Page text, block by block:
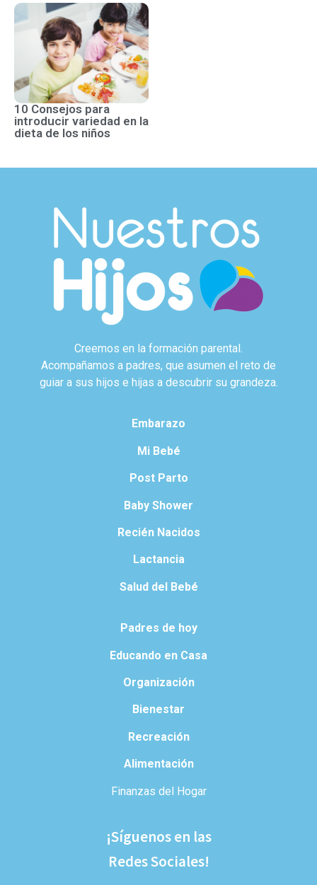
10 Consejos para
introducir variedad en la
dieta de los niños
Creemos en la formación parental.
Acompañamos a padres, que asumen el reto de
guiar a sus hijos e hijas a descubrir su grandeza.
Embarazo
Mi Bebé
Post Parto
Baby Shower
Recién Nacidos
Lactancia
Salud del Bebé
Padres de hoy
Educando en Casa
Organización
Bienestar
Recreación
Alimentación
Finanzas del Hogar
¡Síguenos en las
Redes Sociales!